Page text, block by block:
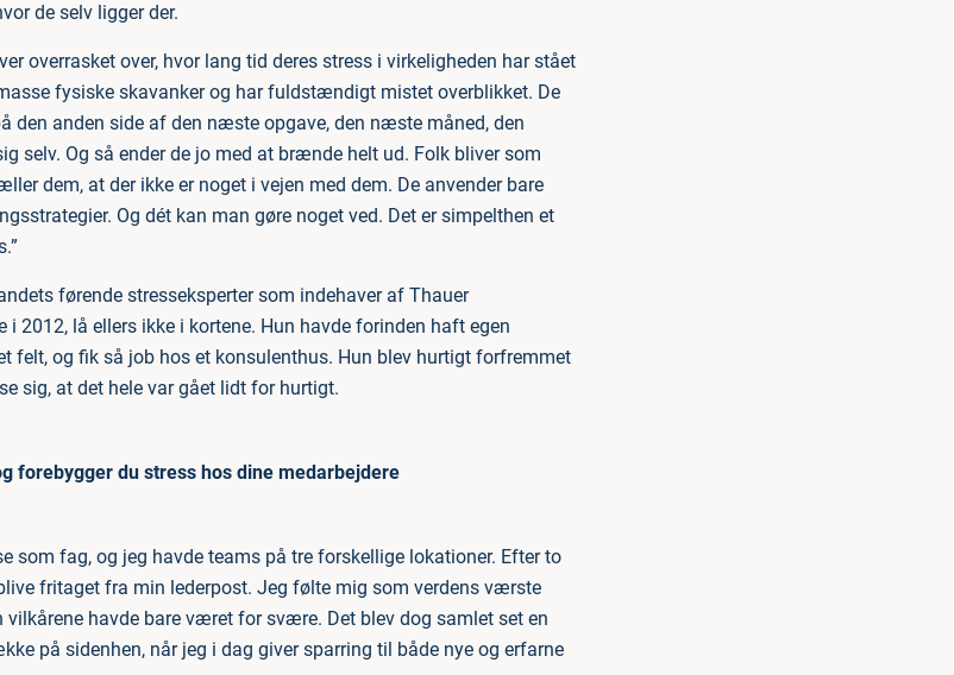
de selv ligger der.
overrasket over, hvor lang tid deres stress i virkeligheden har stået
fysiske skavanker og har fuldstændigt mistet overblikket. De
den anden side af den næste opgave, den næste måned, den
selv. Og så ender de jo med at brænde helt ud. Folk bliver som
dem, at der ikke er noget i vejen med dem. De anvender bare
Og dét kan man gøre noget ved. Det er simpelthen et
førende stresseksperter som indehaver af Thauer
i 2012, lå ellers ikke i kortene. Hun havde forinden haft egen
felt, og fik så job hos et konsulenthus. Hun blev hurtigt forfremmet
sig, at det hele var gået lidt for hurtigt.
forebygger du stress hos dine medarbejdere
som fag, og jeg havde teams på tre forskellige lokationer. Efter to
fritaget fra min lederpost. Jeg følte mig som verdens værste
vilkårene havde bare været for svære. Det blev dog samlet set en
på sidenhen, når jeg i dag giver sparring til både nye og erfarne